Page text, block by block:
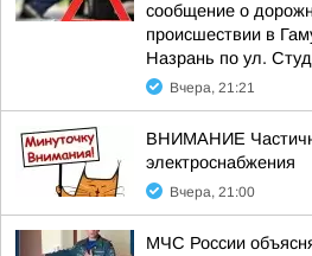
сообщение о
происшествии в
Назрань по ул.
Вчера, 21:21
ВНИМАНИЕ
электроснабжения
Вчера, 21:00
МЧС России